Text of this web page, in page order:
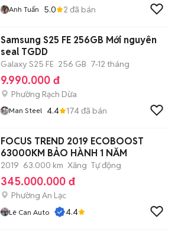
Anh Tuấn 5.0 2 đã bán
Samsung S25 FE 256GB Mới nguyên
seal TGDD
Galaxy S25 FE 256 GB 7-12 tháng
9.990.000 đ
Phường Rạch Dừa
Man Steel 4.4 174đã bán
FOCUS TREND 2019 ECOBOOST
63000KM BẢO HÀNH 1 NĂM
2019 63.000 km Xăng Tự động
345.000.000 đ
Phường An Lạc
Lê Can Auto 4.4